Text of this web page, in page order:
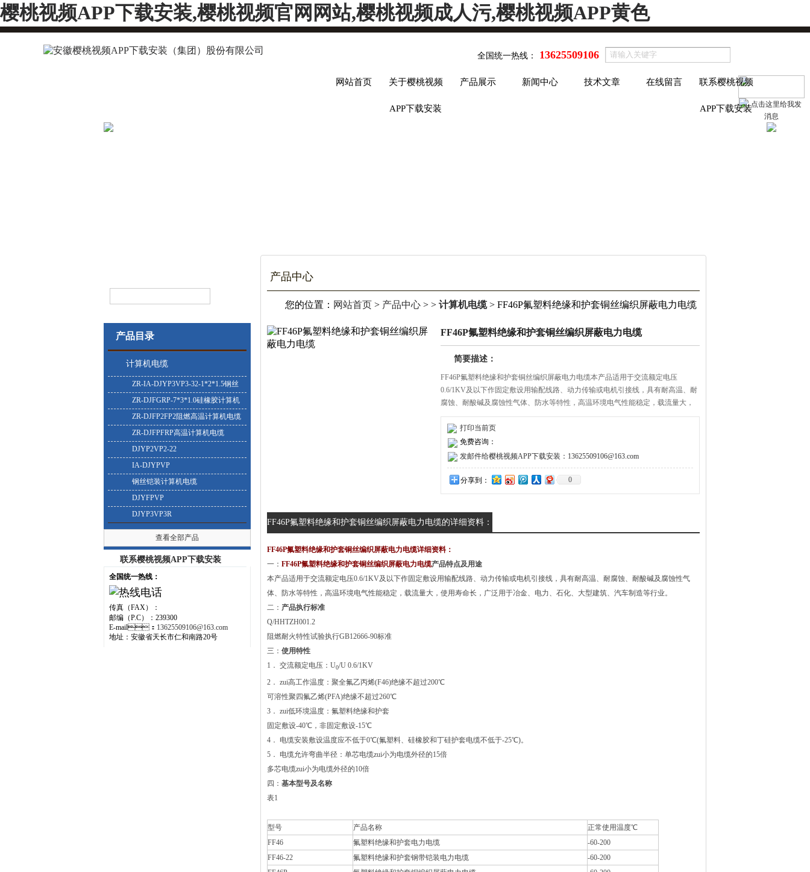
樱桃视频APP下载安装,樱桃视频官网网站,樱桃视频成人污,樱桃视频APP黄色
全国统一热线： 13625509106
网站首页 关于樱桃视频
APP下载安装
产品展示 新闻中心 技术文章 在线留言 联系樱桃视频
APP下载安装
产品目录
计算机电缆
ZR-IA-DJYP3VP3-32-1*2*1.5钢丝
铠装计算机电缆
ZR-DJFGRP-7*3*1.0硅橡胶计算机
电缆
ZR-DJFP2FP2阻燃高温计算机电缆
ZR-DJFPFRP高温计算机电缆
DJYP2VP2-22
IA-DJYPVP
钢丝铠装计算机电缆
DJYFPVP
DJYP3VP3R
查看全部产品
联系樱桃视频APP下载安装
全国统一热线：
传真（FAX）：
邮编（P.C）：239300
E-mail： 13625509106@163.com
地址：安徽省天长市仁和南路20号
产品中心
您的位置： 网站首页 > 产品中心 > > 计算机电缆> FF46P氟塑料绝缘和护套铜丝编织屏蔽电力电缆
FF46P氟塑料绝缘和护套铜丝编织屏蔽电力电缆
简要描述：
FF46P氟塑料绝缘和护套铜丝编织屏蔽电力电缆本产品适用于交流额定电压
0.6/1KV及以下作固定敷设用输配线路、动力传输或电机引接线，具有耐高温、耐
腐蚀、耐酸碱及腐蚀性气体、防水等特性，高温环境电气性能稳定，载流量大，
使用寿命长，广泛用于冶金、电力、石化、大型建筑、汽车制造等行业。
打印当前页
免费咨询：
发邮件给樱桃视频APP下载安装：13625509106@163.com
分享到： 0
FF46P氟塑料绝缘和护套铜丝编织屏蔽电力电缆的详细资料：
FF46P氟塑料绝缘和护套铜丝编织屏蔽电力电缆详细资料：
一： FF46P氟塑料绝缘和护套铜丝编织屏蔽电力电缆产品特点及用途
本产品适用于交流额定电压0.6/1KV及以下作固定敷设用输配线路、动力传输或电机引接线，具有耐高温、耐腐蚀、耐酸碱及腐蚀性气
体、防水等特性，高温环境电气性能稳定，载流量大，使用寿命长，广泛用于冶金、电力、石化、大型建筑、汽车制造等行业。
二： 产品执行标准
Q/HHTZH001.2
阻燃耐火特性试验执行GB12666-90标准
三： 使用特性
1． 交流额定电压：U0/U 0.6/1KV
2． zui高工作温度：聚全氟乙丙烯(F46)绝缘不超过200℃
可溶性聚四氟乙烯(PFA)绝缘不超过260℃
3． zui低环境温度：氟塑料绝缘和护套
固定敷设-40℃，非固定敷设-15℃
4． 电缆安装敷设温度应不低于0℃(氟塑料、硅橡胶和丁硅护套电缆不低于-25℃)。
5． 电缆允许弯曲半径：单芯电缆zui小为电缆外径的15倍
多芯电缆zui小为电缆外径的10倍
四： 基本型号及名称
表1
型号 产品名称
正常使用温度℃
FF46
氟塑料绝缘和护套电力电缆
-60-200
FF46-22
氟塑料绝缘和护套钢带铠装电力电缆
-60-200